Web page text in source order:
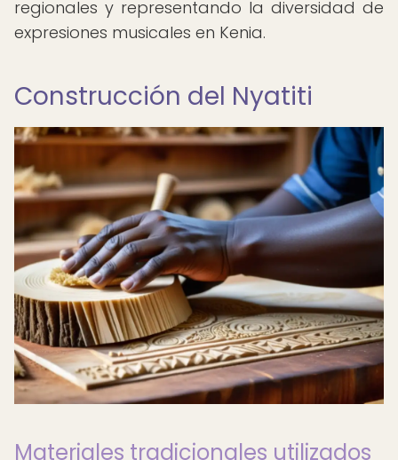
regionales y representando la diversidad de
expresiones musicales en Kenia.
Construcción del Nyatiti
Materiales tradicionales utilizados